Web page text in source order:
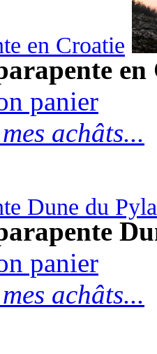
en Croatie
panier
achâts...
Dune du
panier
achâts...